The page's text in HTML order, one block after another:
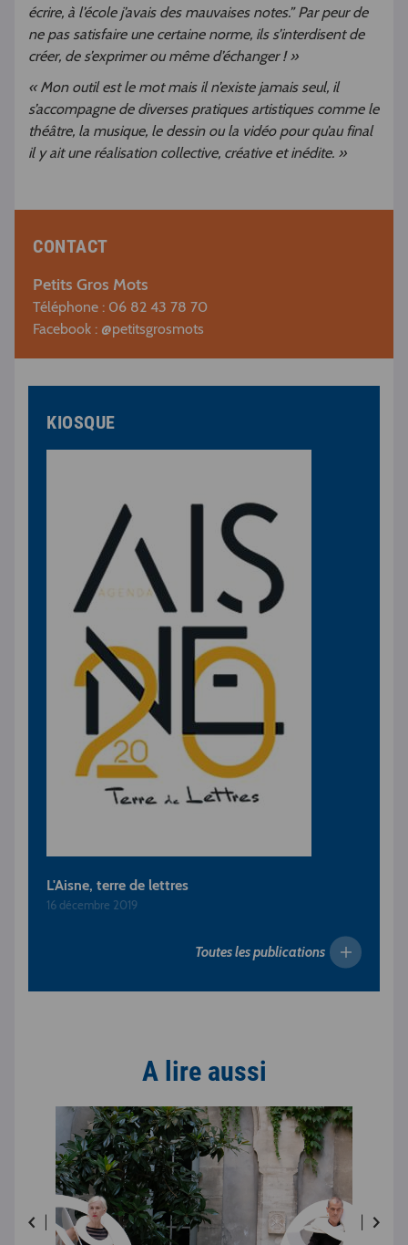
écrire, à l’école j’avais des mauvaises notes.” Par peur de
ne pas satisfaire une certaine norme, ils s’interdisent de
créer, de s’exprimer ou même d’échanger ! »
« Mon outil est le mot mais il n’existe jamais seul, il
s’accompagne de diverses pratiques artistiques comme le
théâtre, la musique, le dessin ou la vidéo pour qu’au final
il y ait une réalisation collective, créative et inédite. »
CONTACT
Petits Gros Mots
Téléphone : 06 82 43 78 70
Facebook : @petitsgrosmots
KIOSQUE
L'Aisne, terre de lettres
16 décembre 2019
Toutes les publications
A lire aussi